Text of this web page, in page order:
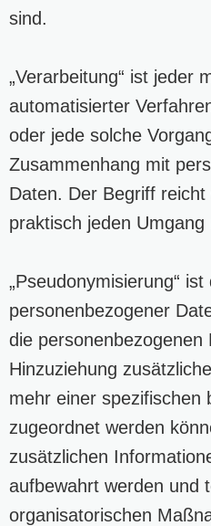
sind.
„Verarbeitung“ ist jeder
automatisierter
oder jede solche
Zusammenhang mit
Daten. Der Begriff
praktisch jeden Umgang
„Pseudonymisierung“
personenbezogener
die personenbezogenen
Hinzuziehung
mehr einer spezifischen
zugeordnet werden
zusätzlichen
aufbewahrt werden und
organisatorischen